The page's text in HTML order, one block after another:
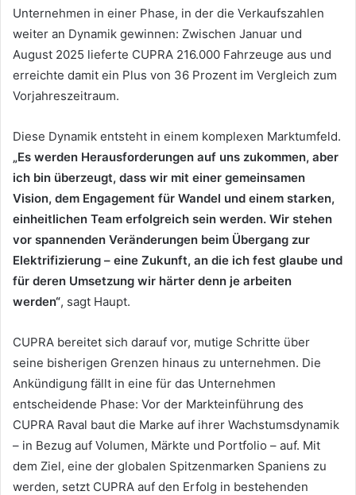
Unternehmen in einer Phase, in der die Verkaufszahlen
weiter an Dynamik gewinnen: Zwischen Januar und
August 2025 lieferte CUPRA 216.000 Fahrzeuge aus und
erreichte damit ein Plus von 36 Prozent im Vergleich zum
Vorjahreszeitraum.
Diese Dynamik entsteht in einem komplexen Marktumfeld.
„Es werden Herausforderungen auf uns zukommen, aber
ich bin überzeugt, dass wir mit einer gemeinsamen
Vision, dem Engagement für Wandel und einem starken,
einheitlichen Team erfolgreich sein werden. Wir stehen
vor spannenden Veränderungen beim Übergang zur
Elektrifizierung – eine Zukunft, an die ich fest glaube und
für deren Umsetzung wir härter denn je arbeiten
werden“, sagt Haupt.
CUPRA bereitet sich darauf vor, mutige Schritte über
seine bisherigen Grenzen hinaus zu unternehmen. Die
Ankündigung fällt in eine für das Unternehmen
entscheidende Phase: Vor der Markteinführung des
CUPRA Raval baut die Marke auf ihrer Wachstumsdynamik
– in Bezug auf Volumen, Märkte und Portfolio – auf. Mit
dem Ziel, eine der globalen Spitzenmarken Spaniens zu
werden, setzt CUPRA auf den Erfolg in bestehenden